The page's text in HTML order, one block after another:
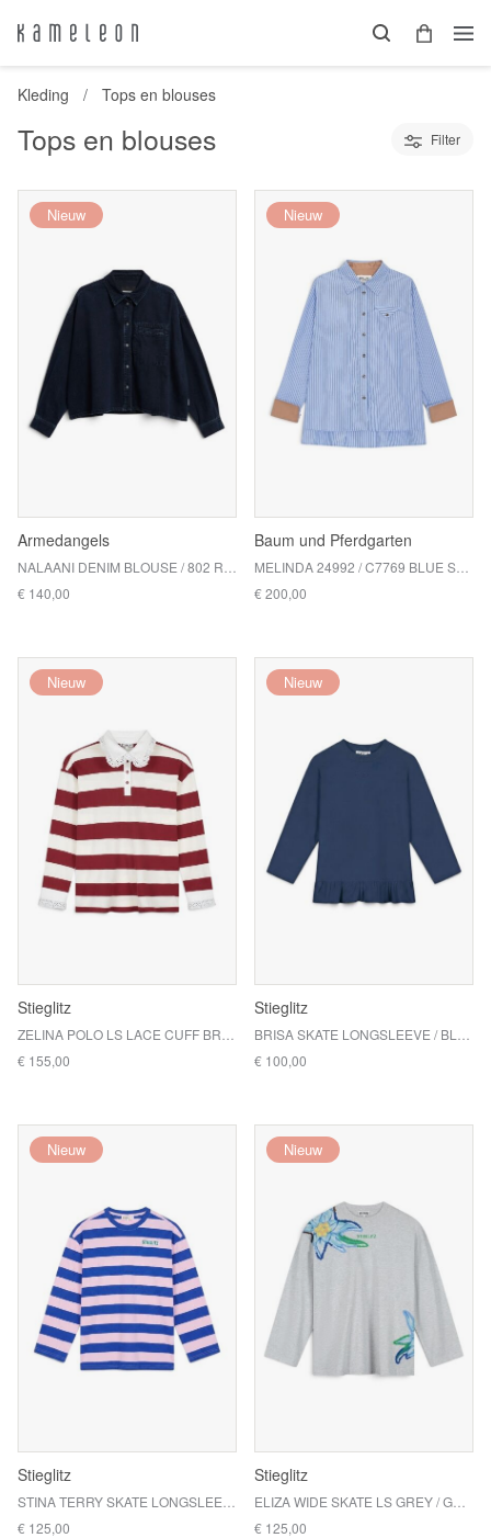
Kleding Tops en blouses
Tops en blouses Filter
Nieuw
Armedangels
€ 140,00
Nieuw
Baum und Pferdgarten
€ 200,00
Nieuw
Stieglitz
€ 155,00
Nieuw
Stieglitz
€ 100,00
Nieuw
Stieglitz
€ 125,00
Nieuw
Stieglitz
€ 125,00